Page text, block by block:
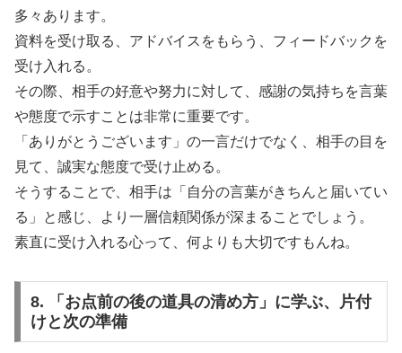
多々あります。
資料を受け取る、アドバイスをもらう、フィードバックを
受け入れる。
その際、相手の好意や努力に対して、感謝の気持ちを言葉
や態度で示すことは非常に重要です。
「ありがとうございます」の一言だけでなく、相手の目を
見て、誠実な態度で受け止める。
そうすることで、相手は「自分の言葉がきちんと届いてい
る」と感じ、より一層信頼関係が深まることでしょう。
素直に受け入れる心って、何よりも大切ですもんね。
8. 「お点前の後の道具の清め方」に学ぶ、片付
けと次の準備